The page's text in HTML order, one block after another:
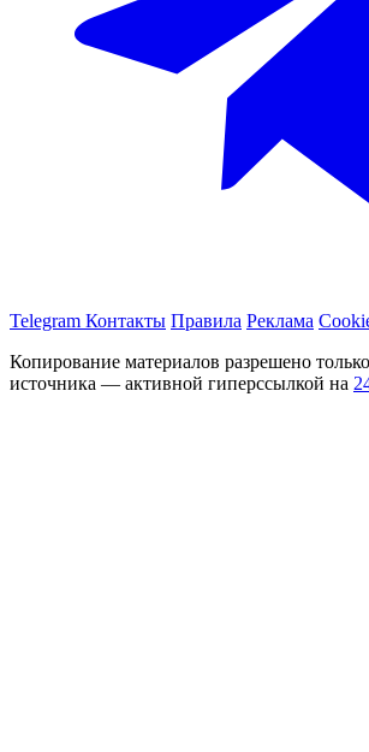
Telegram Контакты Правила Реклама
Копирование материалов разрешено
источника — активной гиперссылкой на